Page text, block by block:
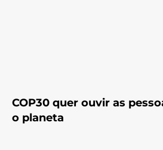
COP30 quer ouvir as
o planeta